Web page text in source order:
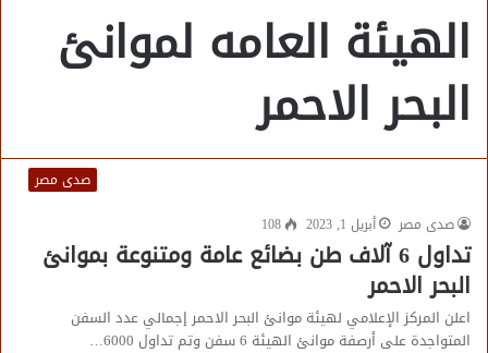
الهيئة العامه لموانئ
البحر الاحمر
صدى مصر
صدى مصر
أبريل 1, 2023 108
تداول 6 آلاف طن بضائع عامة ومتنوعة بموانئ
البحر الاحمر
اعلن المركز الإعلامي لهيئة موانئ البحر الاحمر إجمالي عدد السفن
المتواجدة على أرصفة موانئ الهيئة 6 سفن وتم تداول 6000…